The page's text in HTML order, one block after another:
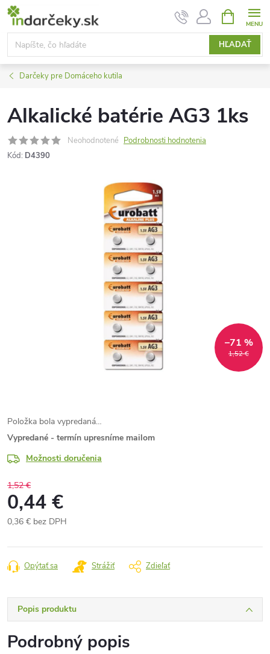
Prejsť
obsah
HĽADAŤ
KOŠÍK
Darčeky pre Domáceho kutila
Alkalické batérie AG3 1ks
Neohodnotené Podrobnosti hodnotenia
Kód: D4390
1,52 €
–71 %
Položka bola vypredaná…
Vypredané - termín upresníme mailom
Možnosti doručenia
1,52 €
0,44 €
0,36 € bez DPH
cena:
Opýtať sa Strážiť Zdieľať
Popis produktu
Podrobný popis